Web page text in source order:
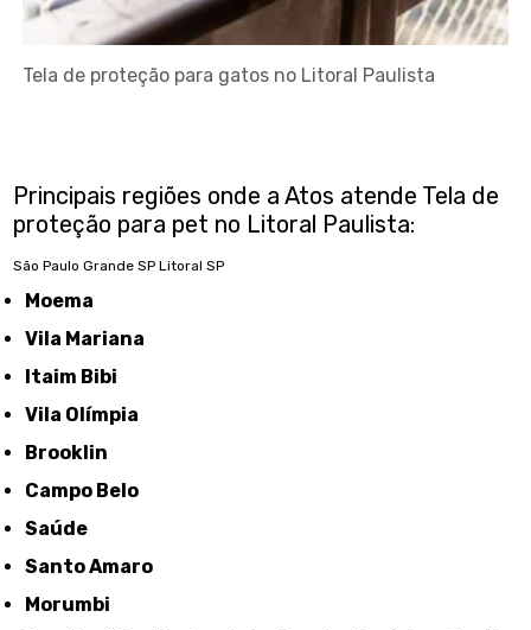
Tela de proteção para gatos no Litoral Paulista
Principais regiões onde a Atos atende Tela de
proteção para pet no Litoral Paulista:
São Paulo Grande SP Litoral SP
Moema
Vila Mariana
Itaim Bibi
Vila Olímpia
Brooklin
Campo Belo
Saúde
Santo Amaro
Morumbi